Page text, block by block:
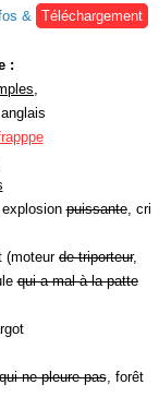
&
Téléchargement
:
,
puissante, cri
(moteur de triporteur,
qui a mal à la patte
ne pleure pas, forêt